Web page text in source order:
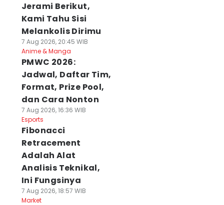
Jerami Berikut,
Kami Tahu Sisi
Melankolis Dirimu
7 Aug 2026, 20:45 WIB
Anime & Manga
PMWC 2026:
Jadwal, Daftar Tim,
Format, Prize Pool,
dan Cara Nonton
7 Aug 2026, 16:36 WIB
Esports
Fibonacci
Retracement
Adalah Alat
Analisis Teknikal,
Ini Fungsinya
7 Aug 2026, 18:57 WIB
Market